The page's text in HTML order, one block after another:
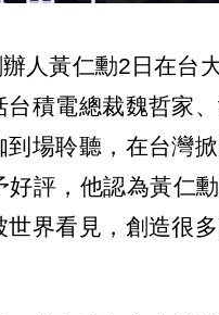
人黃仁勳2日在台
台積電總裁魏哲家
到場聆聽，在台灣
好評，他認為黃仁
世界看見，創造很